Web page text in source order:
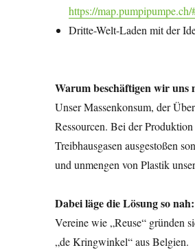
https://map.pumpipumpe.ch/
Dritte-Welt-Laden mit der
Warum beschäftigen wir uns
Unser Massenkonsum, der
Ressourcen. Bei der
Treibhausgasen ausgestoßen
und unmengen von Plastik
Dabei läge die Lösung so nah:
Vereine wie „Reuse“ gründen
„de Kringwinkel“ aus Belgien.